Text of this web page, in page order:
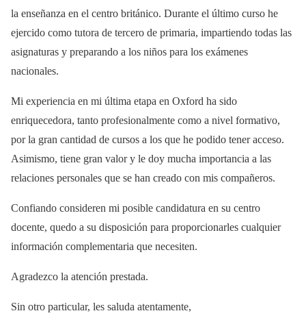
la enseñanza en el centro británico. Durante el último curso he
ejercido como tutora de tercero de primaria, impartiendo todas las
asignaturas y preparando a los niños para los exámenes
nacionales.
Mi experiencia en mi última etapa en Oxford ha sido
enriquecedora, tanto profesionalmente como a nivel formativo,
por la gran cantidad de cursos a los que he podido tener acceso.
Asimismo, tiene gran valor y le doy mucha importancia a las
relaciones personales que se han creado con mis compañeros.
Confiando consideren mi posible candidatura en su centro
docente, quedo a su disposición para proporcionarles cualquier
información complementaria que necesiten.
Agradezco la atención prestada.
Sin otro particular, les saluda atentamente,